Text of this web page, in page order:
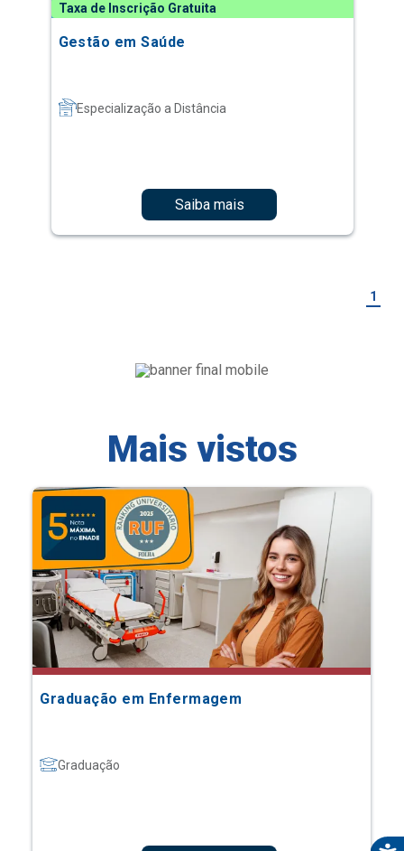
Taxa de Inscrição Gratuita
Gestão em Saúde
Especialização a Distância
Saiba mais
1
Mais vistos
Graduação em Enfermagem
Graduação